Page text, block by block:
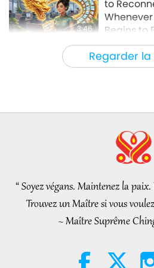
Regarder la
3:46
to
Begins to
Nouvelles d'exception
38:07
partie 1/2
“ Soyez végans. Maintenez la
Trouvez un Maître si vous
~ Maître Suprême